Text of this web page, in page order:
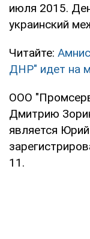
июля 2015.
украинский
Читайте:
ДНР" идет на
ООО
Дмитрию
является
11.